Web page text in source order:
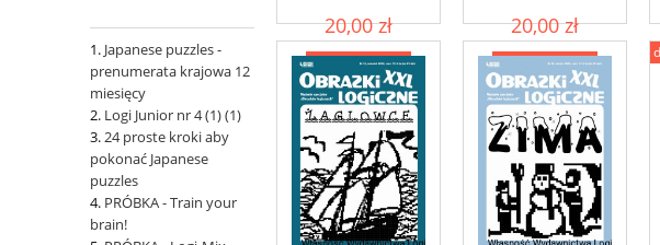
Japanese puzzles -
prenumerata krajowa 12
miesięcy
Logi Junior nr 4 (1) (1)
24 proste kroki aby
pokonać Japanese
puzzles
PRÓBKA - Train your
brain!
20,00 zł
add to cart
20,00 zł
add to cart